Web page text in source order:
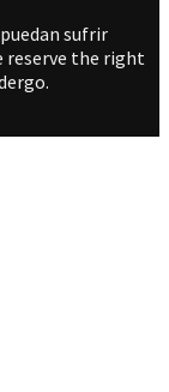
sufrir
reserve the right